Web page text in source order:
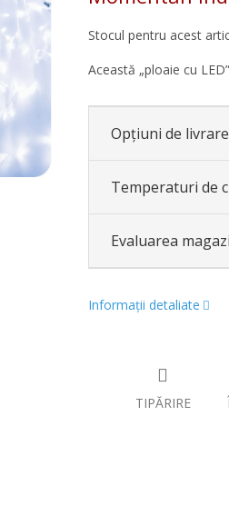
Stocul pentru acest
Această „ploaie cu
Opțiuni de
Temperaturi de
Evaluarea
Informaţii detaliate
TIPĂRIRE